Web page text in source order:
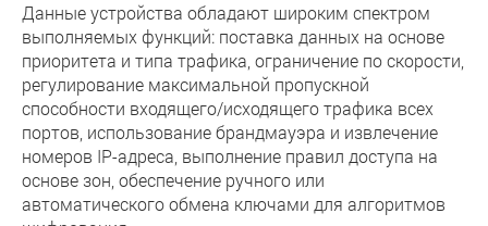
Данные устройства обладают широким спектром
выполняемых функций: поставка данных на основе
приоритета и типа трафика, ограничение по скорости,
регулирование максимальной пропускной
способности входящего/исходящего трафика всех
портов, использование брандмауэра и извлечение
номеров IP-адреса, выполнение правил доступа на
основе зон, обеспечение ручного или
автоматического обмена ключами для алгоритмов